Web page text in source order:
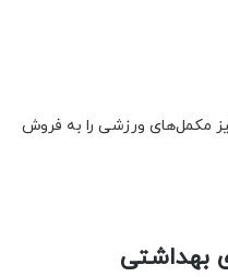
مکمل‌های ورزشی را به فروش
بهداشتی